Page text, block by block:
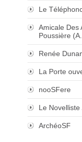
Le
Amicale Des
Poussière
Renée
La Porte
nooSFere
Le
ArchéoSF